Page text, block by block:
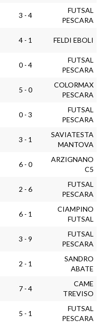
3 - 4
FUTSAL
PESCARA
4 - 1 FELDI EBOLI
0 - 4
FUTSAL
PESCARA
5 - 0
COLORMAX
PESCARA
0 - 3
FUTSAL
PESCARA
3 - 1
SAVIATESTA
MANTOVA
6 - 0
ARZIGNANO
C5
2 - 6
FUTSAL
PESCARA
6 - 1
CIAMPINO
FUTSAL
3 - 9
FUTSAL
PESCARA
2 - 1
SANDRO
ABATE
7 - 4
CAME
TREVISO
5 - 1
FUTSAL
PESCARA